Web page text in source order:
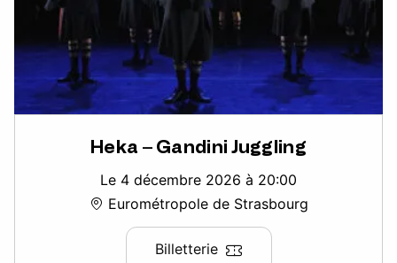
Heka – Gandini Juggling
Le 4 décembre 2026 à 20:00
Eurométropole de Strasbourg
Billetterie